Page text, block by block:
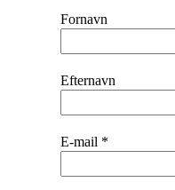
Fornavn
Efternavn
E-mail *